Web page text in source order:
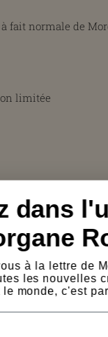
fait normale de
limitée
dans
à la lettre de
les nouvelles
le monde, c'est